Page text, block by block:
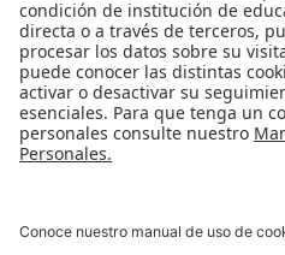
Bolsa de Ofertas
Solicitud de Monitorías
Inscripción Examen de